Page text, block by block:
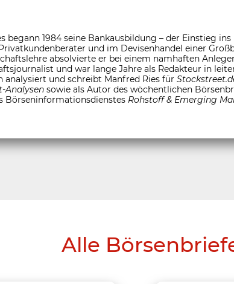
begann 1984 seine Bankausbildung – der Einstieg
und im Devisenhandel einer
absolvierte er bei einem namhaften
und war lange Jahre als Redakteur in
analysiert und schreibt Manfred Ries für
Analysen sowie als Autor des wöchentlichen
Börseninformationsdienstes Rohstoff & Emerging
Alle